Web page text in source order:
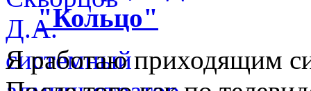
"Кольцо"
Я работаю приходящим